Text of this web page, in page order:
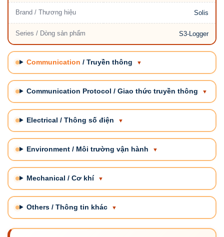
Brand / Thương hiệu Solis
Series / Dòng sản phẩm S3-Logger
Communication / Truyền thông
Communication Protocol / Giao thức truyền thông
Electrical / Thông số điện
Environment / Môi trường vận hành
Mechanical / Cơ khí
Others / Thông tin khác